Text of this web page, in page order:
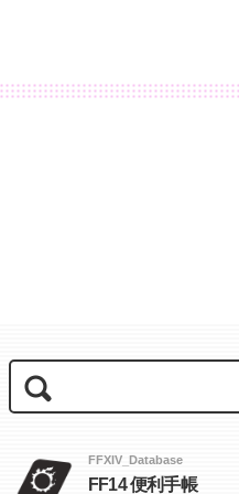
FFXIV_Database
FF14 便利手帳